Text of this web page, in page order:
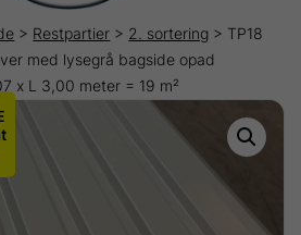
> Restpartier > 2. sortering > TP18
med lysegrå bagside opad
x L 3,00 meter = 19 m²